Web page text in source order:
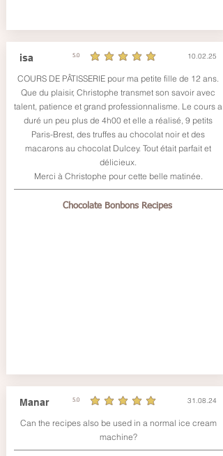
isa 5.0
la note moyenne est 5 sur 5 10.02.25
COURS DE PÂTISSERIE pour ma petite fille de 12 ans.
Que du plaisir, Christophe transmet son savoir avec
talent, patience et grand professionnalisme. Le cours a
duré un peu plus de 4h00 et elle a réalisé, 9 petits
Paris-Brest, des truffes au chocolat noir et des
macarons au chocolat Dulcey. Tout était parfait et
délicieux.
Merci à Christophe pour cette belle matinée.
Chocolate Bonbons Recipes
Manar 5.0
la note moyenne est 5 sur 5 31.08.24
Can the recipes also be used in a normal ice cream
machine?